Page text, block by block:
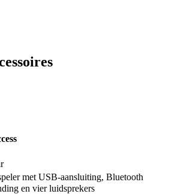
met USB-aansluiting, Bluetooth
en vier luidsprekers